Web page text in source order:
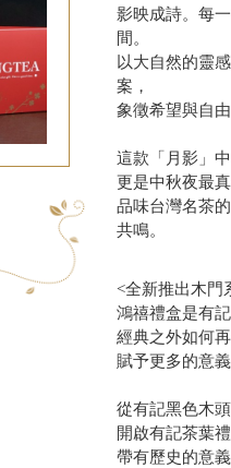
影映成詩。每
間。
以大自然的靈
案，
象徵希望與自由
這款「月影」
更是中秋夜最
品味台灣名茶
共鳴。
<全新推出木門
鴻禧禮盒是有記
經典之外如何
賦予更多的意義
從有記黑色木
開啟有記茶葉
帶有歷史的意